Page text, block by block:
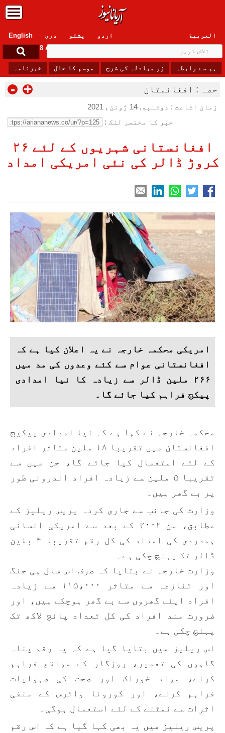
English دری پشتو العربیة
اردو
Saturday, 8 August , 2026
ہم سے رابطہ زر مبادلہ کی شرح موسم کا حال خبرنامہ
حصہ : افغانستان - +
زمان اشاعت : دوشنبه, 14 ژوئن , 2021
خبر کا مختصر لنک :
افغانستانی شہریوں کے لئے ۲۶
کروڑ ڈالر کی نئی امریکی امداد
امریکی محکمہ خارجہ نے یہ اعلان کیا ہے کہ
افغانستانی عوام سے کئے وعدوں کی مد میں
۲۶۶ ملین ڈالر سے زیادہ کا نیا امدادی
پیکج فراہم کیا جائے گا۔
محکمہ خارجہ نے کہا ہے کہ نیا امدادی پیکیج
افغانستان میں تقریبا ۱۸ ملین متاثر افراد
کے لئے استعمال کیا جائے گا، جن میں سے
تقریبا ۵ ملین سے زیادہ افراد اندرونی طور
پر بے گھر ہیں۔
وزارت کی جانب سے جاری کردہ پریس ریلیز کے
مطابق، سن ۲۰۰۲ کے بعد سے امریکی انسانی
ہمدردی کی امداد کی کل رقم تقریبا ۴ بلین
ڈالر تک پہنچ چکی ہے۔
وزارت خارجہ نے بتایا کہ صرف اس سال ہی جنگ
اور تنازعہ سے متاثر ۱۱۵،۰۰۰ سے زیادہ
افراد اپنے گھروں سے بے گھر ہوچکے ہیں، اور
ضرورت مند افراد کی کل تعداد پانچ لاکھ تک
پہنچ چکی ہے۔
اس ریلیز میں بتایا گیا ہے کہ یہ رقم پناہ
گاہوں کی تعمیر، روزگار کے مواقع فراہم
کرنے، مواد خوراک اور صحت کی صہولیات
فراہم کرنے، اور کورونا وائرس کے منفی
اثرات سے نمٹنے کے لئے استعمال ہوگی۔
پریس ریلیز میں یہ بھی کہا گیا ہے کہ اس رقم